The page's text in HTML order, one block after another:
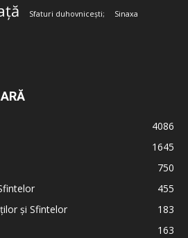
Sfaturi duhovnicești; Sinaxa
4086
1645
750
455
și Sfintelor
183
163